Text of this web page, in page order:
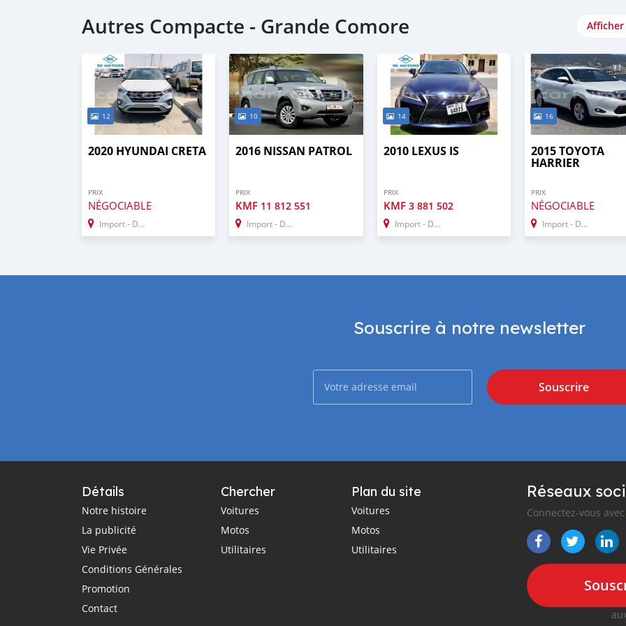
Autres Compacte - Grande Comore
12
2020 HYUNDAI CRETA
PRIX
NÉGOCIABLE
Import - Dubai
10
2016 NISSAN PATROL
PRIX
KMF 11 812 551
Import - Dubai
14
2010 LEXUS IS
PRIX
KMF 3 881 502
Import - Dubai
16
2015 TOYOTA
HARRIER
PRIX
NÉGOCIABLE
Import - Dubai
Souscrire à notre newsletter
Souscrire
Détails
Notre histoire
La publicité
Vie Privée
Conditions Générales
Promotion
Contact
Chercher
Voitures
Motos
Utilitaires
Plan du site
Voitures
Motos
Utilitaires
Réseaux
Connectez-vous